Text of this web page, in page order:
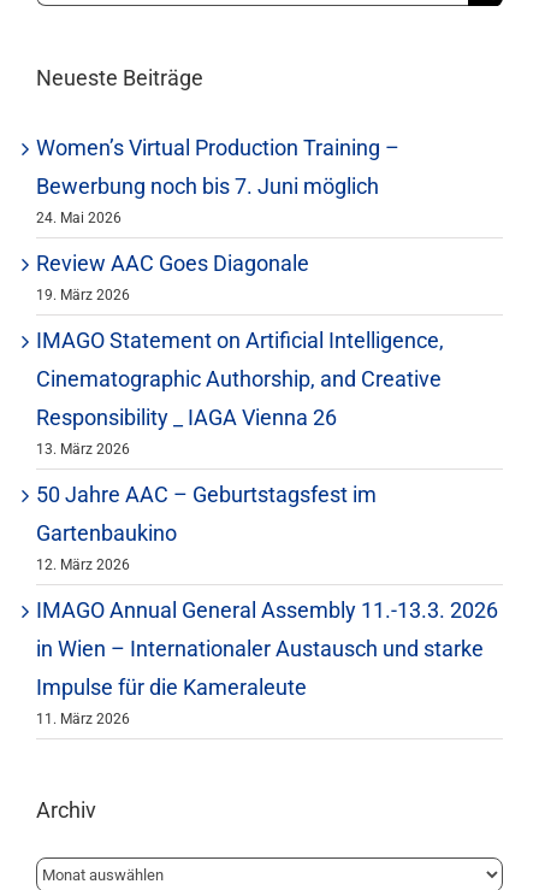
Neueste Beiträge
Women’s Virtual Production Training –
Bewerbung noch bis 7. Juni möglich
24. Mai 2026
Review AAC Goes Diagonale
19. März 2026
IMAGO Statement on Artificial Intelligence,
Cinematographic Authorship, and Creative
Responsibility _ IAGA Vienna 26
13. März 2026
50 Jahre AAC – Geburtstagsfest im
Gartenbaukino
12. März 2026
IMAGO Annual General Assembly 11.-13.3. 2026
in Wien – Internationaler Austausch und starke
Impulse für die Kameraleute
11. März 2026
Archiv
Archiv